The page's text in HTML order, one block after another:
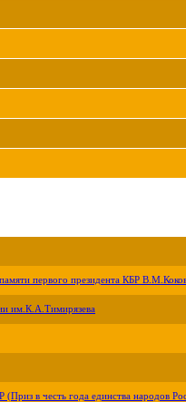
первого президента КБР
им.К.А.Тимирязева
(Приз в честь года единства народов